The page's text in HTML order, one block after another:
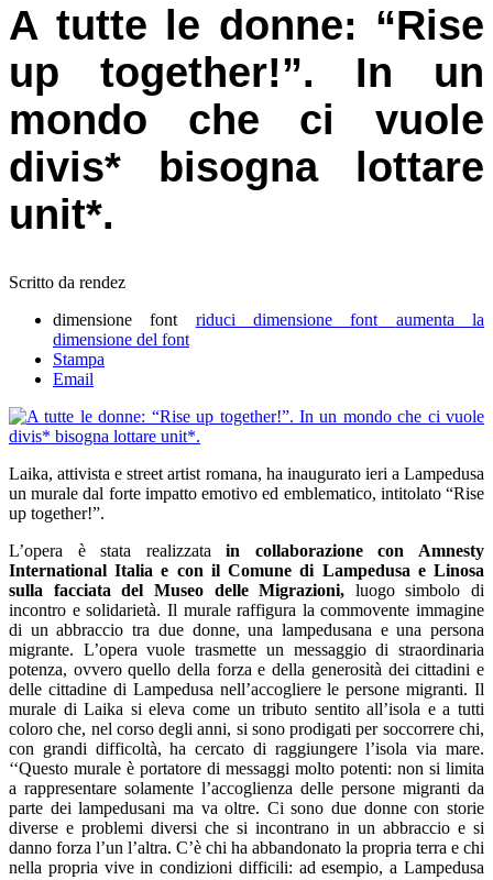
A tutte le donne: “Rise
up together!”. In un
mondo che ci vuole
divis* bisogna lottare
unit*.
Scritto da rendez
dimensione font
riduci dimensione font
aumenta la
dimensione del font
Stampa
Email
Laika, attivista e street artist romana, ha inaugurato ieri a Lampedusa
un murale dal forte impatto emotivo ed emblematico, intitolato “Rise
up together!”.
L’opera è stata realizzatain collaborazione con Amnesty
International Italia e con il Comune di Lampedusa e Linosa
sulla facciata del Museo delle Migrazioni, luogo simbolo di
incontro e solidarietà. Il murale raffigura la commovente immagine
di un abbraccio tra due donne, una lampedusana e una persona
migrante. L’opera vuole trasmette un messaggio di straordinaria
potenza, ovvero quello della forza e della generosità dei cittadini e
delle cittadine di Lampedusa nell’accogliere le persone migranti. Il
murale di Laika si eleva come un tributo sentito all’isola e a tutti
coloro che, nel corso degli anni, si sono prodigati per soccorrere chi,
con grandi difficoltà, ha cercato di raggiungere l’isola via mare.
‘‘Questo murale è portatore di messaggi molto potenti: non si limita
a rappresentare solamente l’accoglienza delle persone migranti da
parte dei lampedusani ma va oltre. Ci sono due donne con storie
diverse e problemi diversi che si incontrano in un abbraccio e si
danno forza l’un l’altra. C’è chi ha abbandonato la propria terra e chi
nella propria vive in condizioni difficili: ad esempio, a Lampedusa